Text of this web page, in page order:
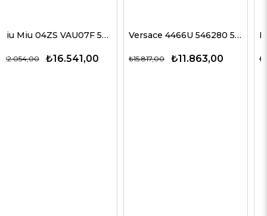
Versace 4466U 546280 54 G Kadın Güneş Gözlükleri
₺11.863,00
₺15.817,00
Dolce Gabbana 4469 501/87 59 G Kadın Güneş Gözlükleri
₺12.563,00
₺19.327,00